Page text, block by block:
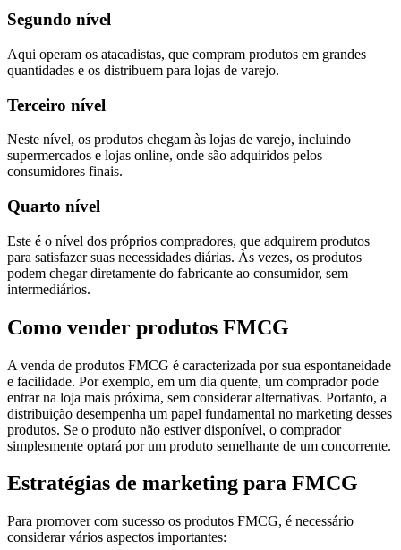
Segundo nível
Aqui operam os atacadistas, que compram produtos em grandes
quantidades e os distribuem para lojas de varejo.
Terceiro nível
Neste nível, os produtos chegam às lojas de varejo, incluindo
supermercados e lojas online, onde são adquiridos pelos
consumidores finais.
Quarto nível
Este é o nível dos próprios compradores, que adquirem produtos
para satisfazer suas necessidades diárias. Às vezes, os produtos
podem chegar diretamente do fabricante ao consumidor, sem
intermediários.
Como vender produtos FMCG
A venda de produtos FMCG é caracterizada por sua espontaneidade
e facilidade. Por exemplo, em um dia quente, um comprador pode
entrar na loja mais próxima, sem considerar alternativas. Portanto, a
distribuição desempenha um papel fundamental no marketing desses
produtos. Se o produto não estiver disponível, o comprador
simplesmente optará por um produto semelhante de um concorrente.
Estratégias de marketing para FMCG
Para promover com sucesso os produtos FMCG, é necessário
considerar vários aspectos importantes: